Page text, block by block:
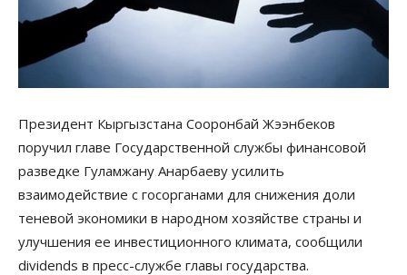
Президент Кыргызстана Сооронбай Жээнбеков
поручил главе Государственной службы финансовой
разведке Гуламжану Анарбаеву усилить
взаимодействие с госорганами для снижения доли
теневой экономики в народном хозяйстве страны и
улучшения ее инвестиционного климата, сообщили
dividends в пресс-службе главы государства.